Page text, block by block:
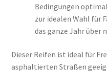
Bedingungen
zur idealen Wahl für
das ganze Jahr über
Dieser Reifen ist ideal für
asphaltierten Straßen